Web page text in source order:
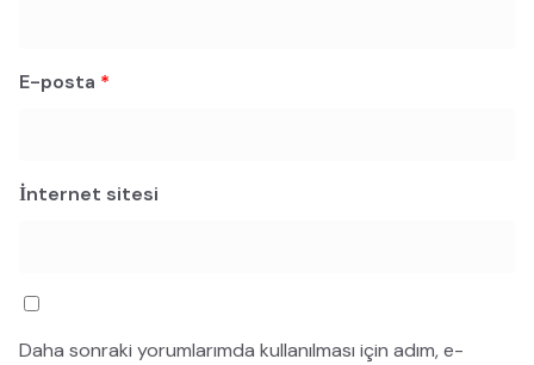
E-posta *
İnternet sitesi
Daha sonraki yorumlarımda kullanılması için adım, e-